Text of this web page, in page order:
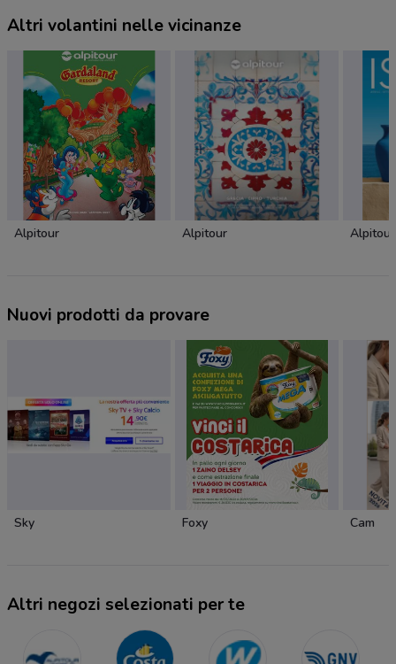
Altri volantini nelle vicinanze
Alpitour Alpitour Alpitour
Nuovi prodotti da provare
Sky Foxy Cam
Altri negozi selezionati per te